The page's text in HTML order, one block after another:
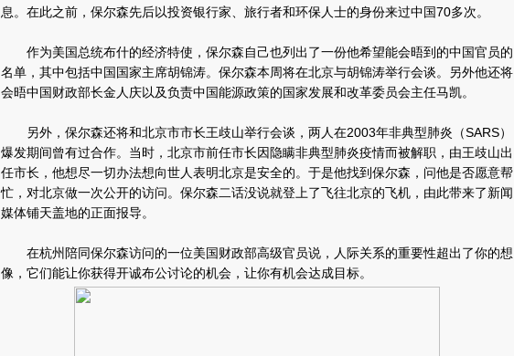
息。在此之前，保尔森先后以投资银行家、旅行者和环保人士的身份来过中国70多次。
作为美国总统布什的经济特使，保尔森自己也列出了一份他希望能会晤到的中国官员的
名单，其中包括中国国家主席胡锦涛。保尔森本周将在北京与胡锦涛举行会谈。另外他还将
会晤中国财政部长金人庆以及负责中国能源政策的国家发展和改革委员会主任马凯。
另外，保尔森还将和北京市市长王歧山举行会谈，两人在2003年非典型肺炎（SARS）
爆发期间曾有过合作。当时，北京市前任市长因隐瞒非典型肺炎疫情而被解职，由王歧山出
任市长，他想尽一切办法想向世人表明北京是安全的。于是他找到保尔森，问他是否愿意帮
忙，对北京做一次公开的访问。保尔森二话没说就登上了飞往北京的飞机，由此带来了新闻
媒体铺天盖地的正面报导。
在杭州陪同保尔森访问的一位美国财政部高级官员说，人际关系的重要性超出了你的想
像，它们能让你获得开诚布公讨论的机会，让你有机会达成目标。